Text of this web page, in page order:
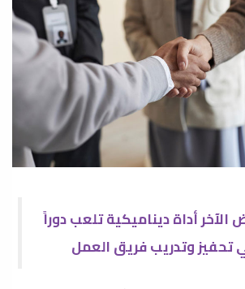
الآخر أداة ديناميكية تلعب دوراً
تحفيز وتدريب فريق العمل